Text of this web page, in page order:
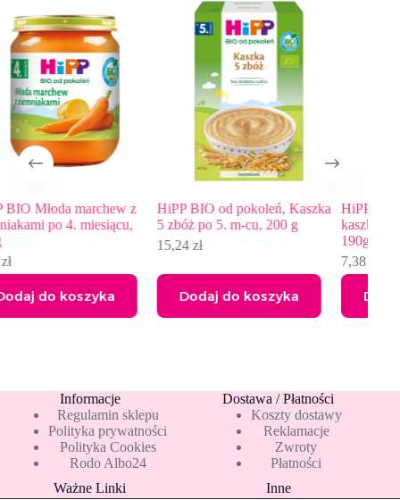
z
HiPP BIO od pokoleń, Kaszka
5 zbóż po 5. m-cu, 200 g
Dodaj do koszyka
HiPP BIO Rosołek z
kaszką manną po 5.
Dodaj do koszyka
Informacje
Regulamin sklepu
Polityka prywatności
Polityka Cookies
Rodo Albo24
Dostawa / Płatności
Koszty dostawy
Reklamacje
Zwroty
Płatności
Ważne Linki
Inne